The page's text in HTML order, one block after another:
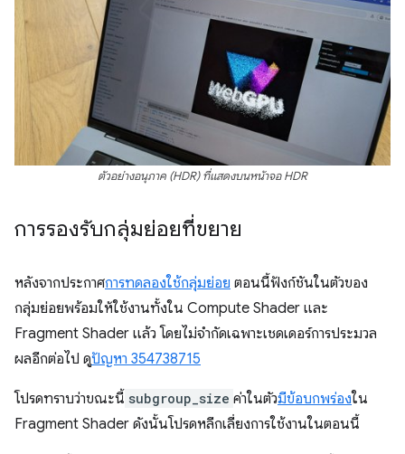
ตัวอย่างอนุภาค (HDR) ที่แสดงบนหน้าจอ HDR
การรองรับกลุ่มย่อยที่ขยาย
หลังจากประกาศการทดลองใช้กลุ่มย่อย ตอนนี้ฟังก์ชันในตัวของ
กลุ่มย่อยพร้อมให้ใช้งานทั้งใน Compute Shader และ
Fragment Shader แล้ว โดยไม่จำกัดเฉพาะเชดเดอร์การประมวล
ผลอีกต่อไป ดูปัญหา 354738715
โปรดทราบว่าขณะนี้ subgroup_size ค่าในตัวมีข้อบกพร่องใน
Fragment Shader ดังนั้นโปรดหลีกเลี่ยงการใช้งานในตอนนี้